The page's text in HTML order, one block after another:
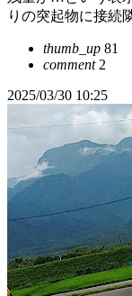
りの突起物に接続
thumb_up 81
comment2
2025/03/30 10:25